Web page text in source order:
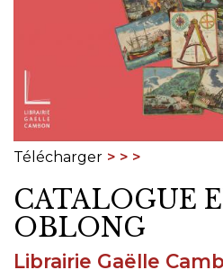
Télécharger
CATALOGUE
OBLONG
Librairie Gaëlle